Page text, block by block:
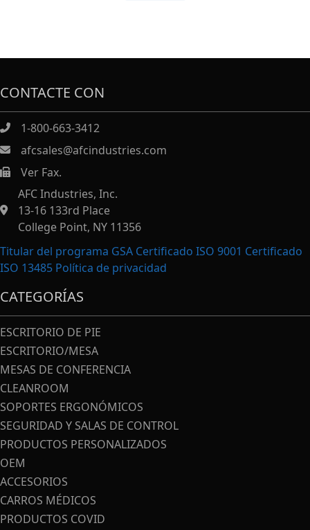
CONTACTE CON
1-800-663-3412
afcsales@afcindustries.com
https://afcindustries.com/contact/#:~:text=Fax
Ver Fax.
AFC Industries, Inc.
13-16 133rd Place
College Point, NY 11356
Titular del programa GSA Certificado ISO 9001 Certificado
ISO 13485 Política de privacidad
CATEGORÍAS
ESCRITORIO DE PIE
ESCRITORIO/MESA
MESAS DE CONFERENCIA
CLEANROOM
SOPORTES ERGONÓMICOS
SEGURIDAD Y SALAS DE CONTROL
PRODUCTOS PERSONALIZADOS
OEM
ACCESORIOS
CARROS MÉDICOS
PRODUCTOS COVID